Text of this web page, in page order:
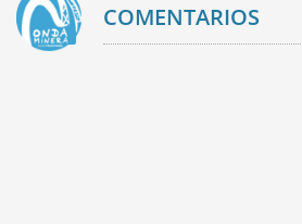
COMENTARIOS